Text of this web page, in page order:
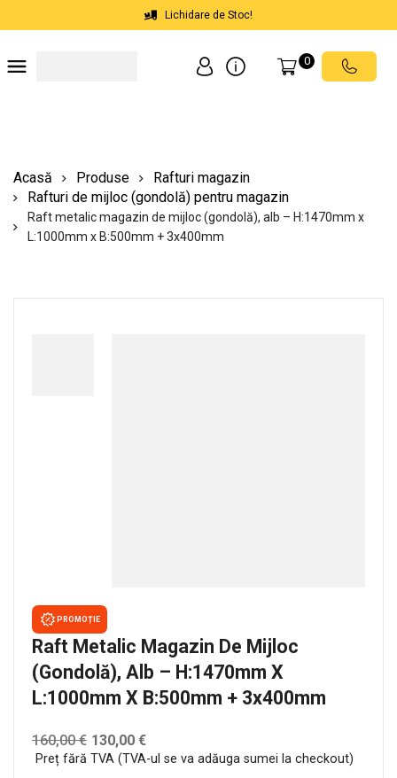
Lichidare de Stoc!
0
Acasă Produse
Rafturi magazin
Rafturi de mijloc (gondolă) pentru magazin
Raft metalic magazin de mijloc (gondolă), alb – H:1470mm x
L:1000mm x B:500mm + 3x400mm
PROMOȚIE
Raft Metalic Magazin De Mijloc
(gondolă), Alb – H:1470mm X
L:1000mm X B:500mm + 3x400mm
160,00€ 130,00 €
Preț fără TVA (TVA-ul se va adăuga sumei la checkout)